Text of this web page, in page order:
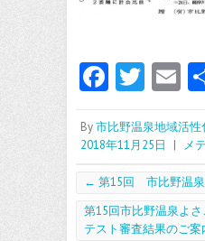
Fa
b
o
o
k
T
itt
er
E
ai
l
By市比野温泉地域活性
2018年11月25日
| メ
← 第15回 市比野温泉
第15回市比野温泉よ
テスト審査結果のご案